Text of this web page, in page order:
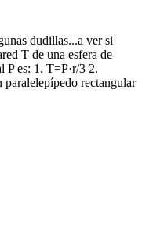
dudillas...a ver si
T de una esfera de
P es: 1. T=P·r/3 2.
paralelepípedo rectangular